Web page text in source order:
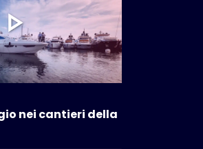
nei cantieri della